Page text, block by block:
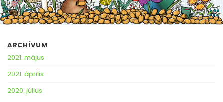
ARCHÍVUM
2021. május
2021. április
2020. július